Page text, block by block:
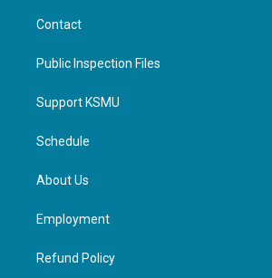
Contact
Public Inspection Files
Support KSMU
Schedule
About Us
Employment
Refund Policy